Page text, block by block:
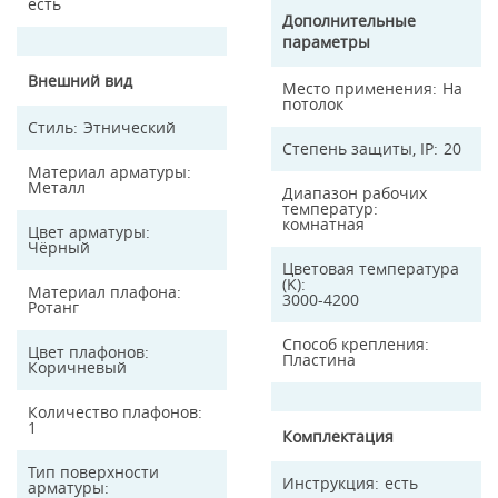
Внешний вид
Стиль Этнический
Материал арматуры
Металл
Цвет арматуры
Чёрный
Материал плафона
Ротанг
Цвет плафонов
Коричневый
Количество плафонов
1
Тип поверхности
арматуры
Дополнительные
параметры
Место применения На
потолок
Степень защиты, IP 20
Диапазон рабочих
температур
комнатная
Цветовая температура
(K)
3000-4200
Способ крепления
Пластина
Комплектация
Инструкция есть